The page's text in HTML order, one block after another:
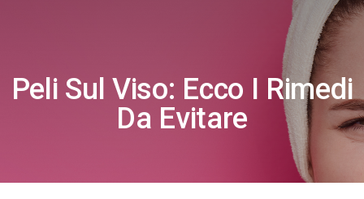
Peli Sul Viso: Ecco I Rimedi
Da Evitare